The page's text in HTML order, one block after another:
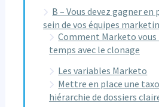
B – Vous devez gagner
sein de vos équipes
Comment Marketo
temps avec le clonage
Les variables Marketo
Mettre en place une
hiérarchie de dossiers